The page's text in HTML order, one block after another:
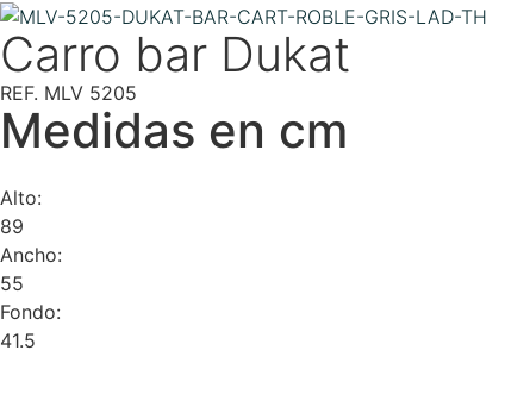
Carro bar Dukat
REF. MLV 5205
Medidas en cm
Alto:
89
Ancho:
55
Fondo:
41.5